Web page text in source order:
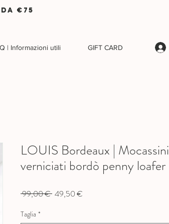
€75
| Informazioni utili GIFT CARD
LOUIS Bordeaux | Mocassini
verniciati bordò penny loafer
99,00 € Prezzo
49,50 €
Taglia *